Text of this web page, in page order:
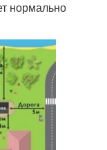
нормально